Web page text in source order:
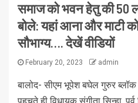
समाज को भवन हेतु की 50
बोले: यहां आना और माटी
सौभाग्य…. देखें वीडियों
February 20, 2023 admin
बालोद- सीएम भूपेश बघेल गुरुर